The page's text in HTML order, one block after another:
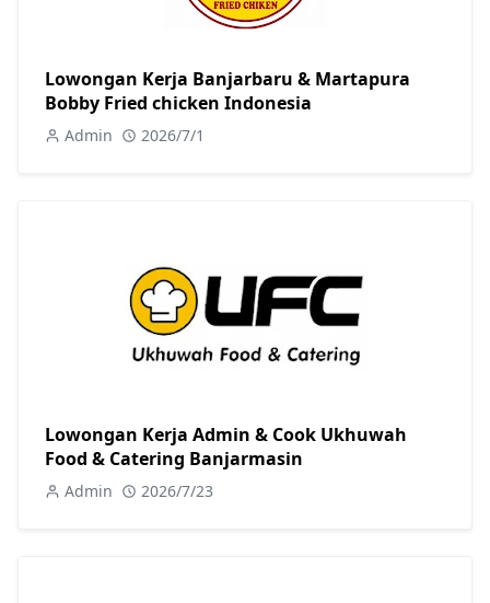
Lowongan Kerja Banjarbaru & Martapura
Bobby Fried chicken Indonesia
Admin 2026/7/1
Lowongan Kerja Admin & Cook Ukhuwah
Food & Catering Banjarmasin
Admin 2026/7/23